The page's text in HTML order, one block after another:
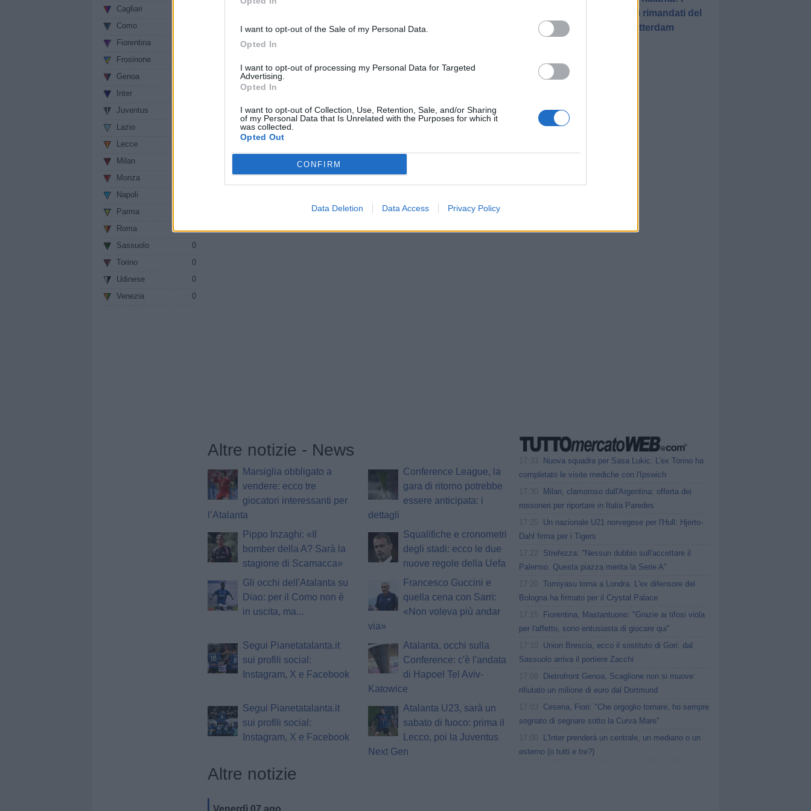
I want to opt-out of the Sale of my Personal Data.
Opted In
I want to opt-out of processing my Personal Data for Targeted
Advertising.
Opted In
I want to opt-out of Collection, Use, Retention, Sale, and/or Sharing
of my Personal Data that Is Unrelated with the Purposes for which it
was collected.
Opted Out
CONFIRM
Data Deletion Data Access Privacy Policy
Cagliari
Como
Fiorentina
Frosinone
Genoa
Inter
Juventus
Lazio
Lecce
Milan
Monza
Napoli
Parma
Roma
0
Sassuolo
0
Torino
0
Udinese
0
Venezia
0
Autore: Redazione
Condividi
Altre notizie - News
Marsiglia obbligato a
vendere: ecco tre
giocatori interessanti per
l’Atalanta
Conference League, la
gara di ritorno potrebbe
essere anticipata: i
dettagli
Pippo Inzaghi: «Il
bomber della A? Sarà la
stagione di Scamacca»
Squalifiche e cronometri
degli stadi: ecco le due
nuove regole della Uefa
Gli occhi dell'Atalanta su
Diao: per il Como non è
in uscita, ma...
Francesco Guccini e
quella cena con Sarri:
«Non voleva più andar
via»
Segui Pianetatalanta.it
sui profili social:
Instagram, X e Facebook
Atalanta, occhi sulla
Conference: c'è l'andata
di Hapoel Tel Aviv-
Katowice
Segui Pianetatalanta.it
sui profili social:
Instagram, X e Facebook
Atalanta U23, sarà un
sabato di fuoco: prima il
Lecco, poi la Juventus
Next Gen
Altre notizie
promossi e i rimandati del
match di Rotterdam
Nuova squadra per Sasa Lukic. L'ex Torino ha
completato le visite mediche con l'Ipswich
Milan, clamoroso dall'Argentina: offerta dei
rossoneri per riportare in Italia Paredes
Un nazionale U21 norvegese per l'Hull: Hjerto-
Dahl firma per i Tigers
Strefezza: "Nessun dubbio sull'accettare il
Palermo. Questa piazza merita la Serie A"
Tomiyasu torna a Londra. L'ex difensore del
Bologna ha firmato per il Crystal Palace
Fiorentina, Mastantuono: "Grazie ai tifosi viola
per l'affetto, sono entusiasta di giocare qui"
Union Brescia, ecco il sostituto di Gori: dal
Sassuolo arriva il portiere Zacchi
Dietrofront Genoa, Scaglione non si muove:
rifiutato un milione di euro dal Dortmund
Cesena, Fiori: "Che orgoglio tornare, ho sempre
sognato di segnare sotto la Curva Mare"
L'Inter prenderà un centrale, un mediano o un
esterno (o tutti e tre?)